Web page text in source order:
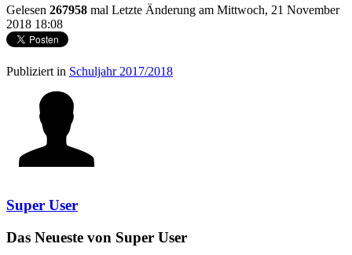
Gelesen 267958 mal Letzte Änderung am Mittwoch, 21 November
2018 18:08
Publiziert in Schuljahr 2017/2018
Super User
Das Neueste von Super User